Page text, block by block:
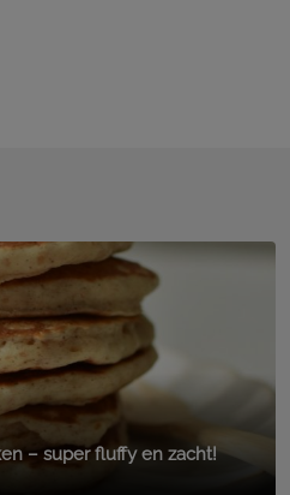
– super fluffy en zacht!